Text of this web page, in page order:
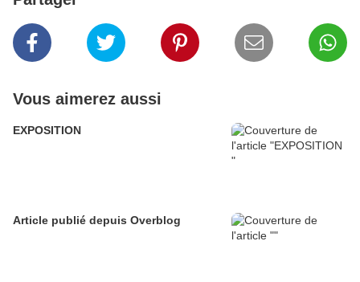
Vous aimerez aussi
EXPOSITION
Article publié depuis Overblog